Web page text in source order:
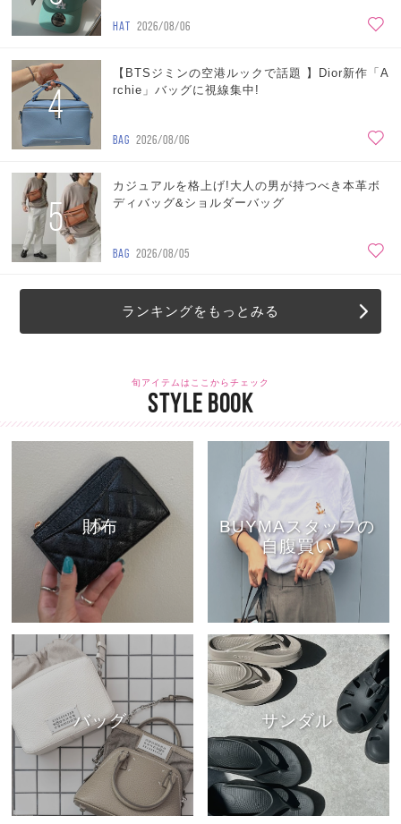
HAT 2026/08/06
4
【BTSジミンの空港ルックで話題 】Dior新作「A
rchie」バッグに視線集中!
BAG 2026/08/06
5
カジュアルを格上げ!大人の男が持つべき本革ボ
ディバッグ&ショルダーバッグ
BAG 2026/08/05
ランキングをもっとみる
旬アイテムはここからチェック
STYLE BOOK
財布
BUYMAスタッフの
自腹買い
バッグ サンダル